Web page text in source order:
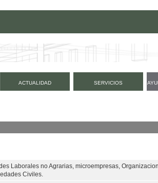
ACTUALIDAD SERVICIOS
Laborales no Agrarias, microempresas,
Civiles.